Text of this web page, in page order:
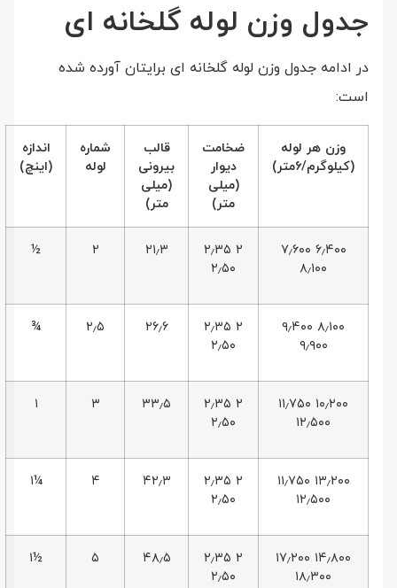
جدول وزن لوله گلخانه ای
در ادامه جدول وزن لوله گلخانه ای برایتان آورده شده
است:
وزن هر لوله
(کیلوگرم/6متر)
ضخامت
دیوار
(میلی
متر)
قالب
بیرونی
(میلی
متر)
شماره
لوله
اندازه
(اینچ)
۶٫۴۰۰ ۷٫۶۰۰
۸٫۱۰۰
۲ ۲٫۳۵
۲٫۵۰
۲۱٫۳ ۲ ½
۸٫۱۰۰ ۹٫۴۰۰
۹٫۹۰۰
۲ ۲٫۳۵
۲٫۵۰
۲۶٫۶ ۲٫۵ ¾
۱۰٫۲۰۰ ۱۱٫۷۵۰
۱۲٫۵۰۰
۲ ۲٫۳۵
۲٫۵۰
۳۳٫۵ ۳ ۱
۱۳٫۲۰۰ ۱۱٫۷۵۰
۱۲٫۵۰۰
۲ ۲٫۳۵
۲٫۵۰
۴۲٫۳ ۴ ¼۱
۱۴٫۸۰۰ ۱۷٫۲۰۰
۱۸٫۳۰۰
۲ ۲٫۳۵
۲٫۵۰
۴۸٫۵ ۵ ½۱